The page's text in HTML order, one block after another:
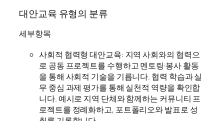
대안교육 유형의 분류
세부항목
사회적 협력형 대안교육: 지역 사회와의 협력으
로 공동 프로젝트를 수행하고 멘토링·봉사 활동
을 통해 사회적 기술을 기릅니다. 협력 학습과 실
무 중심 과제 평가를 통해 실천적 역량을 확인합
니다. 예시로 지역 단체와 함께하는 커뮤니티 프
로젝트를 정례화하고, 포트폴리오와 발표로 성